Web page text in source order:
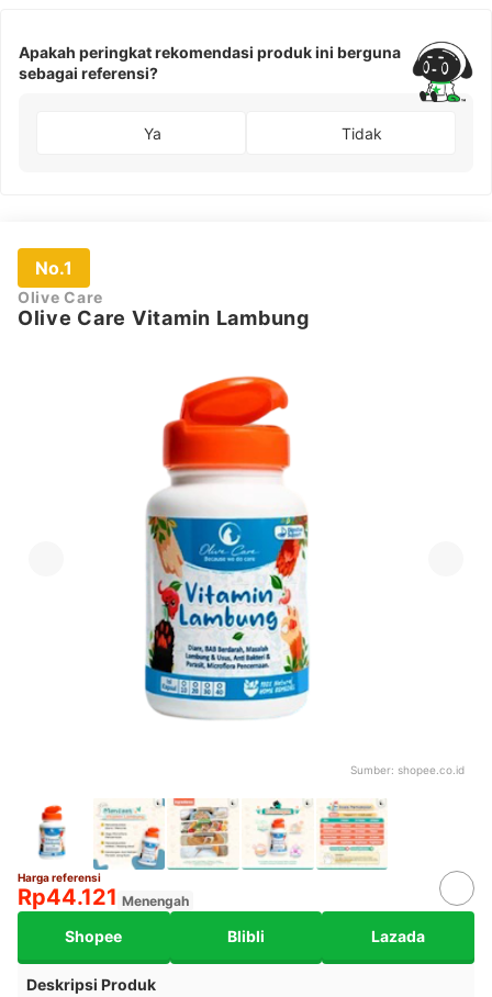
Apakah peringkat rekomendasi produk ini berguna
sebagai referensi?
Ya Tidak
No.1
Olive Care
Olive Care Vitamin Lambung
Sumber: shopee.co.id
Harga referensi
Rp44.121 Menengah
Shopee Blibli Lazada
Deskripsi Produk